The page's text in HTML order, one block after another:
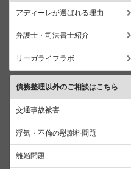
アディーレが選ばれる理由
弁護士・司法書士紹介
リーガライフラボ
債務整理以外のご相談はこちら
交通事故被害
浮気・不倫の慰謝料問題
離婚問題